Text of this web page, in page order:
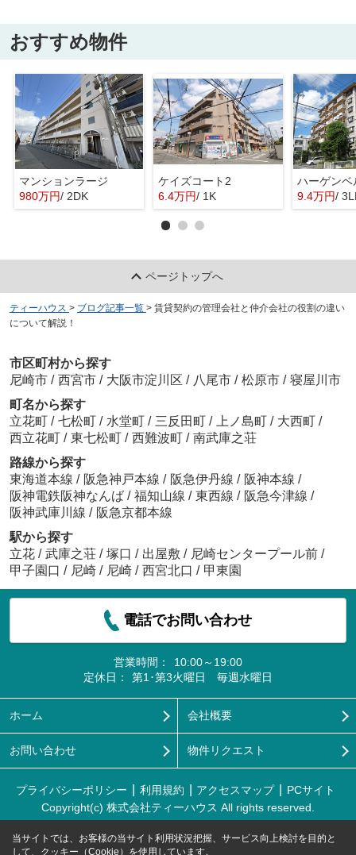
おすすめ物件
マンションラージ
980万円/ 2DK
ケイズコート2
6.4万円/ 1K
ハーゲンベ
9.4万円/
ページトップへ
ティーハウス > ブログ記事一覧 > 賃貸契約の管理会社と仲介会社の役割の違い
について解説！
市区町村から探す
尼崎市 / 西宮市 / 大阪市淀川区 / 八尾市 / 松原市 / 寝屋川市
町名から探す
立花町 / 七松町 / 水堂町 / 三反田町 / 上ノ島町 / 大西町 /
西立花町 / 東七松町 / 西難波町 / 南武庫之荘
路線から探す
東海道本線 / 阪急神戸本線 / 阪急伊丹線 / 阪神本線 /
阪神電鉄阪神なんば / 福知山線 / 東西線 / 阪急今津線 /
阪神武庫川線 / 阪急京都本線
駅から探す
立花 / 武庫之荘 / 塚口 / 出屋敷 / 尼崎センタープール前 /
甲子園口 / 尼崎 / 尼崎 / 西宮北口 / 甲東園
電話でお問い合わせ
営業時間：
10:00～19:00
定休日：
第1･第3火曜日 毎週水曜日
ホーム 会社概要
お問い合わせ 物件リクエスト
プライバシーポリシー 利用規約 アクセスマップ
PCサイト
Copyright(c) 株式会社ティーハウス All rights reserved.
当サイトでは、お客様の当サイト利用状況把握、サービス向上検討を目的と
して、クッキー（Cookie）を使用しています。